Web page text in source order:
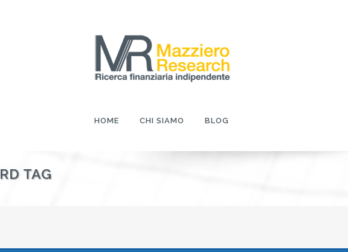
HOME CHI SIAMO BLOG
TAG